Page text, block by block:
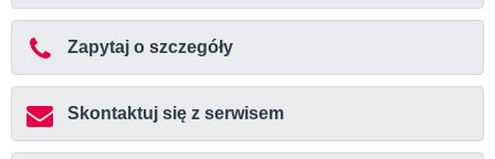
Zapytaj o szczegóły
Skontaktuj się z serwisem